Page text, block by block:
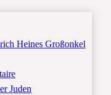
Heines Großonkel
Juden